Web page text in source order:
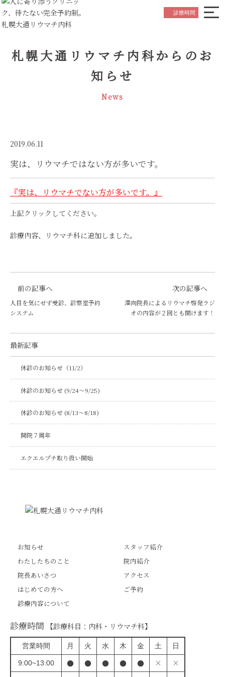
診療時間
院長ごあいさつ
はじめての方へ
診療内容について Medical Service
初診の
札幌大通リウマチ内科からのお
知らせ
News
2019.06.11
実は、リウマチではない方が多いです。
『実は、リウマチでない方が多いです。』
上記クリックしてください。
診療内容、リウマチ科に追加しました。
前の記事へ
人目を気にせず受診、診察室予約
システム
次の記事へ
澤向院長によるリウマチ啓発ラジ
オの内容が２回とも聞けます！
最新記事
休診のお知らせ（11/2）
休診のお知らせ (9/24～9/25)
休診のお知らせ (8/13～8/18)
開院７周年
エクエルプチ取り扱い開始
お知らせ
わたしたちのこと
院長あいさつ
はじめての方へ
診療内容について
スタッフ紹介
院内紹介
アクセス
ご予約
診療時間 【診療科目：内科・リウマチ科】
営業時間 月 火 水 木 金 土 日
9:00~13:00 ● ● ● ● ● × ×